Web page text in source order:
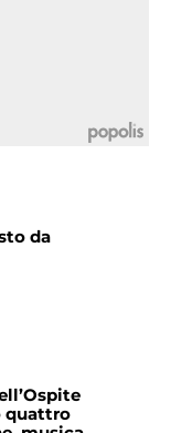
da
quattro